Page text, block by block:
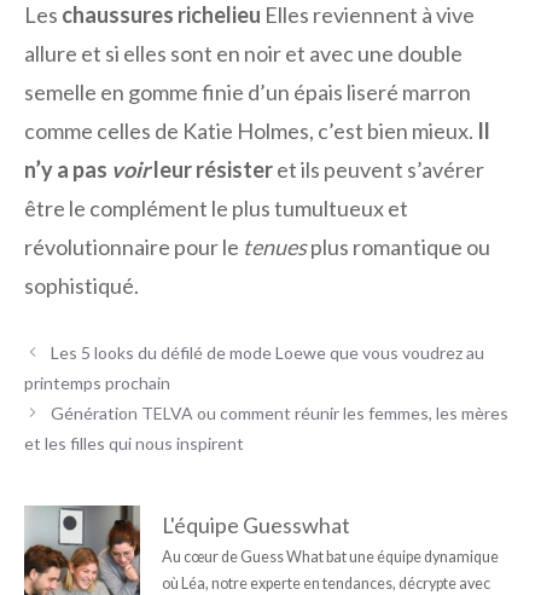
Les chaussures richelieu Elles reviennent à vive
allure et si elles sont en noir et avec une double
semelle en gomme finie d’un épais liseré marron
comme celles de Katie Holmes, c’est bien mieux. Il
n’y a pas voirleur résisteret ils peuvent s’avérer
être le complément le plus tumultueux et
révolutionnaire pour le tenuesplus romantique ou
sophistiqué.
Les 5 looks du défilé de mode Loewe que vous voudrez au
printemps prochain
Génération TELVA ou comment réunir les femmes, les mères
et les filles qui nous inspirent
L'équipe Guesswhat
Au cœur de Guess What bat une équipe dynamique
où Léa, notre experte en tendances, décrypte avec